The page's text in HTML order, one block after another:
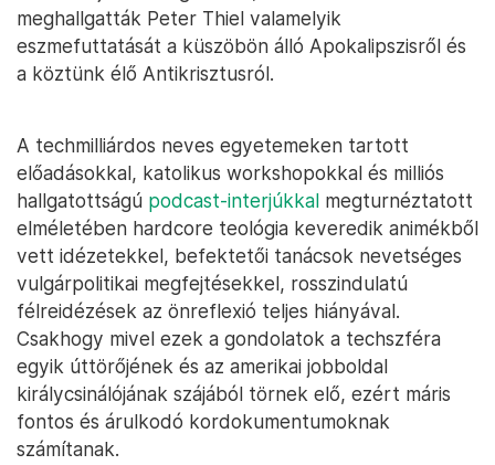
meghallgatták Peter Thiel valamelyik
eszmefuttatását a küszöbön álló Apokalipszisről és
a köztünk élő Antikrisztusról.
A techmilliárdos neves egyetemeken tartott
előadásokkal, katolikus workshopokkal és milliós
hallgatottságú podcast-interjúkkal megturnéztatott
elméletében hardcore teológia keveredik animékből
vett idézetekkel, befektetői tanácsok nevetséges
vulgárpolitikai megfejtésekkel, rosszindulatú
félreidézések az önreflexió teljes hiányával.
Csakhogy mivel ezek a gondolatok a techszféra
egyik úttörőjének és az amerikai jobboldal
királycsinálójának szájából törnek elő, ezért máris
fontos és árulkodó kordokumentumoknak
számítanak.